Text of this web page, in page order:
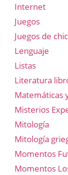
Internet
Juegos
Juegos de
Lenguaje
Listas
Literatura
Matemáticas
Misterios
Mitología
Mitología
Momentos
Momentos